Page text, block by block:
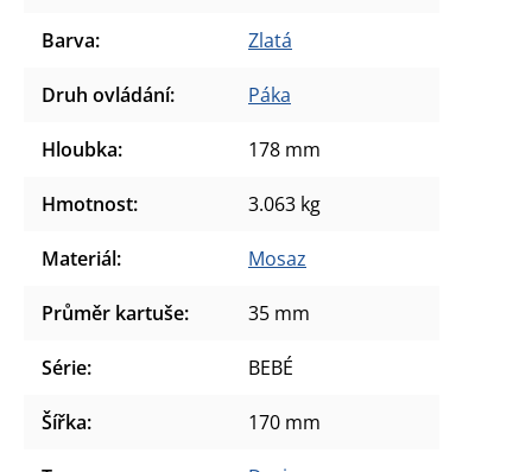
Barva: Zlatá
Druh ovládání: Páka
Hloubka: 178 mm
Hmotnost: 3.063 kg
Materiál: Mosaz
Průměr kartuše: 35 mm
Série: BEBÉ
Šířka: 170 mm